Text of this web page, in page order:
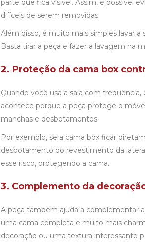
parte que fica visível. Assim, é possível
difíceis de serem removidas.
Além disso, é muito mais simples lavar
Basta tirar a peça e fazer a lavagem na
2. Proteção da cama box
Quando você usa a saia com
acontece porque a peça protege o
manchas e desbotamentos.
Por exemplo, se a cama box ficar
desbotamento do revestimento da
esse risco, protegendo a cama.
3. Complemento da
A peça também ajuda a complementar
uma cama completa e muito mais
decoração ou uma textura interessante